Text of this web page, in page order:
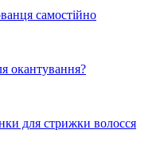
самостійно
окантування?
для стрижки волосся